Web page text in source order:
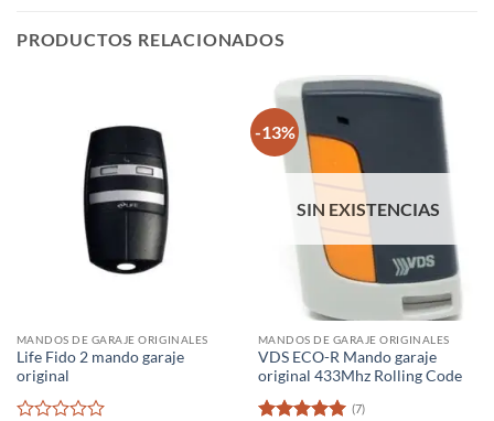
PRODUCTOS RELACIONADOS
MANDOS DE GARAJE ORIGINALES
Life Fido 2 mando garaje
original
-13%
SIN EXISTENCIAS
MANDOS DE GARAJE ORIGINALES
VDS ECO-R Mando garaje
original 433Mhz Rolling Code
(7)